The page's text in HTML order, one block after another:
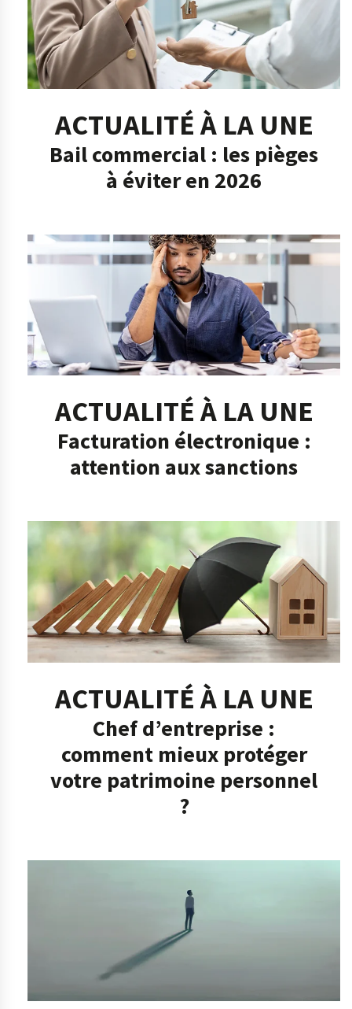
ACTUALITÉ À LA UNE
Bail commercial : les pièges
à éviter en 2026
ACTUALITÉ À LA UNE
Facturation électronique :
attention aux sanctions
ACTUALITÉ À LA UNE
Chef d’entreprise :
comment mieux protéger
votre patrimoine personnel
?